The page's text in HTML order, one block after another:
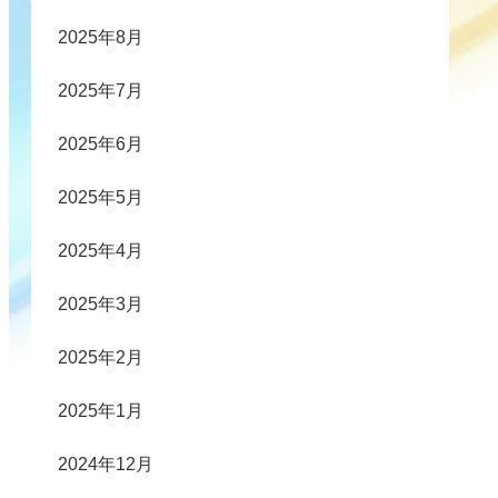
2025年8月
2025年7月
2025年6月
2025年5月
2025年4月
2025年3月
2025年2月
2025年1月
2024年12月